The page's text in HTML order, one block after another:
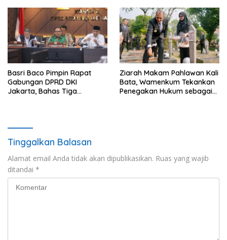
Basri Baco Pimpin Rapat
Gabungan DPRD DKI
Jakarta, Bahas Tiga
Ziarah Makam Pahlawan Kali
Bata, Wamenkum Tekankan
Penegakan Hukum sebagai
Tinggalkan Balasan
Alamat email Anda tidak akan dipublikasikan. Ruas yang wajib
ditandai *